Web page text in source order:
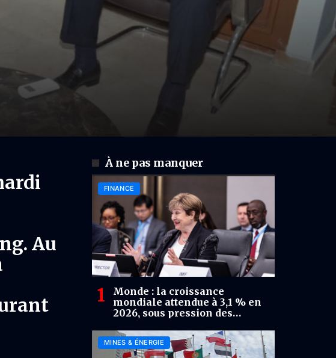
Au
À ne pas manquer
FINANCE
Monde : la croissance
mondiale attendue à 3,1 % en
2026, sous pression des
MINES & ÉNERGIE